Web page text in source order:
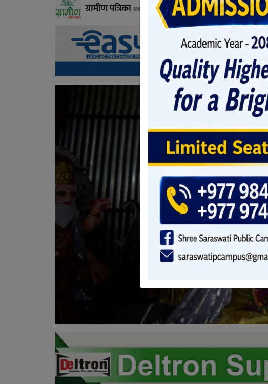
ग्रामीण पत्रिकाप्रकाशित मंगलबार, आश्विन ०१, २०८१